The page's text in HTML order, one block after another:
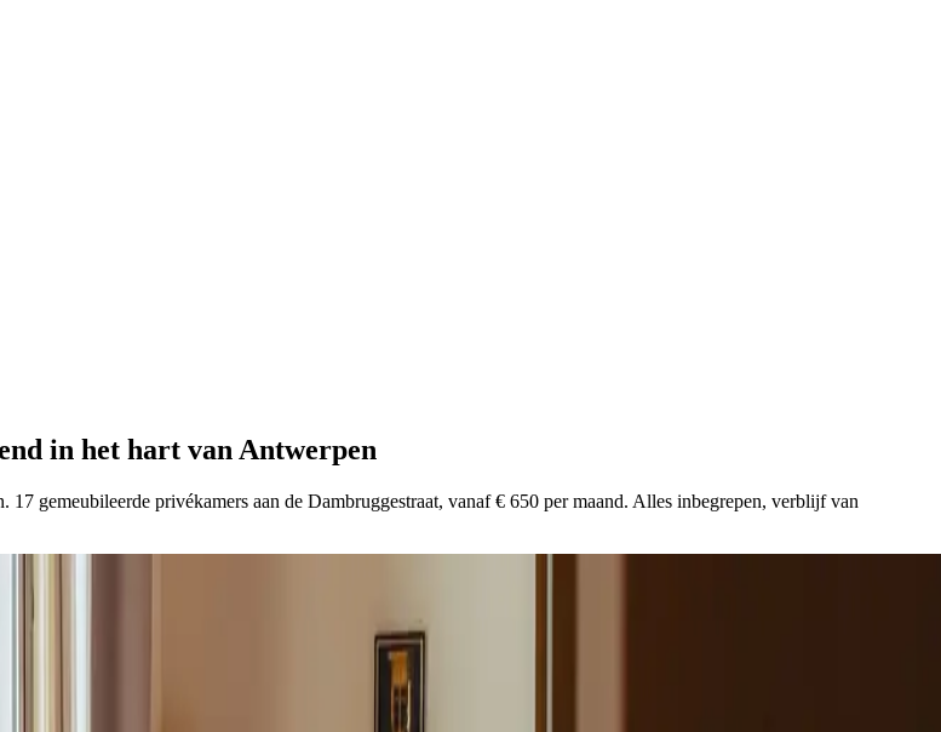
in het hart van Antwerpen
gemeubileerde privékamers aan de Dambruggestraat, vanaf € 650 per maand. Alles inbegrepen, verblijf van